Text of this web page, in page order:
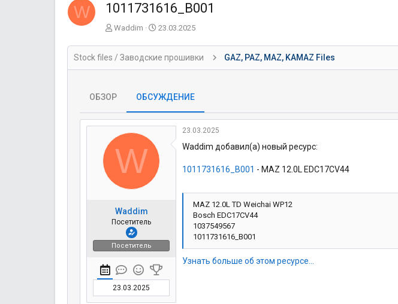
W 1011731616_B001
А
т
о
р
е
ы
Waddim
Д
т
а
н
ч
а
л
а
23.03.2025
Stock files / Заводские прошивки GAZ, PAZ, MAZ, KAMAZ Files
ОБЗОР ОБСУЖДЕНИЕ
W
Waddim
Посетитель
Посетитель
23.03.2025
23.03.2025
Waddim добавил(а) новый ресурс:
1011731616_B001 - MAZ 12.0L EDC17CV44
MAZ 12.0L TD Weichai WP12
Bosch EDC17CV44
1037549567
1011731616_B001
Узнать больше об этом ресурсе...